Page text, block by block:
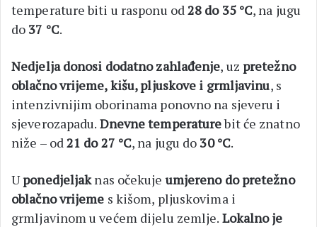
temperature biti u rasponu od28 do 35 °C, na jugu
do 37 °C.
Nedjelja donosi dodatno zahlađenje, uz pretežno
oblačno vrijeme, kišu, pljuskove i grmljavinu, s
intenzivnijim oborinama ponovno na sjeveru i
sjeverozapadu. Dnevne temperaturebit će znatno
niže – od 21 do 27 °C, na jugu do 30 °C.
Uponedjeljak nas očekujeumjereno do pretežno
oblačno vrijeme s kišom, pljuskovima i
grmljavinom u većem dijelu zemlje. Lokalno je